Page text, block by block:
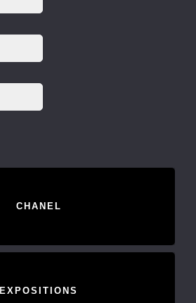
CHANEL
EXPOSITIONS